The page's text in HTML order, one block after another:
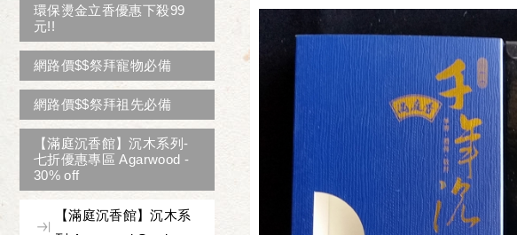
環保燙金立香優惠下殺99
元!!
網路價$$祭拜寵物必備
網路價$$祭拜祖先必備
【滿庭沉香館】沉木系列-
七折優惠專區 Agarwood -
30% off
【滿庭沉香館】沉木系